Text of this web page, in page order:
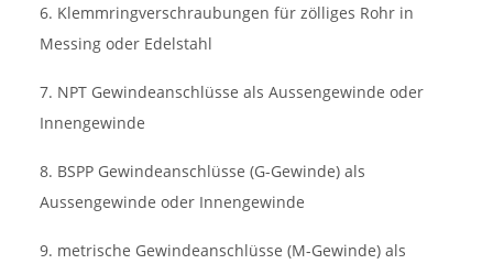
6. Klemmringverschraubungen für zölliges Rohr in
Messing oder Edelstahl
7. NPT Gewindeanschlüsse als Aussengewinde oder
Innengewinde
8. BSPP Gewindeanschlüsse (G-Gewinde) als
Aussengewinde oder Innengewinde
9. metrische Gewindeanschlüsse (M-Gewinde) als